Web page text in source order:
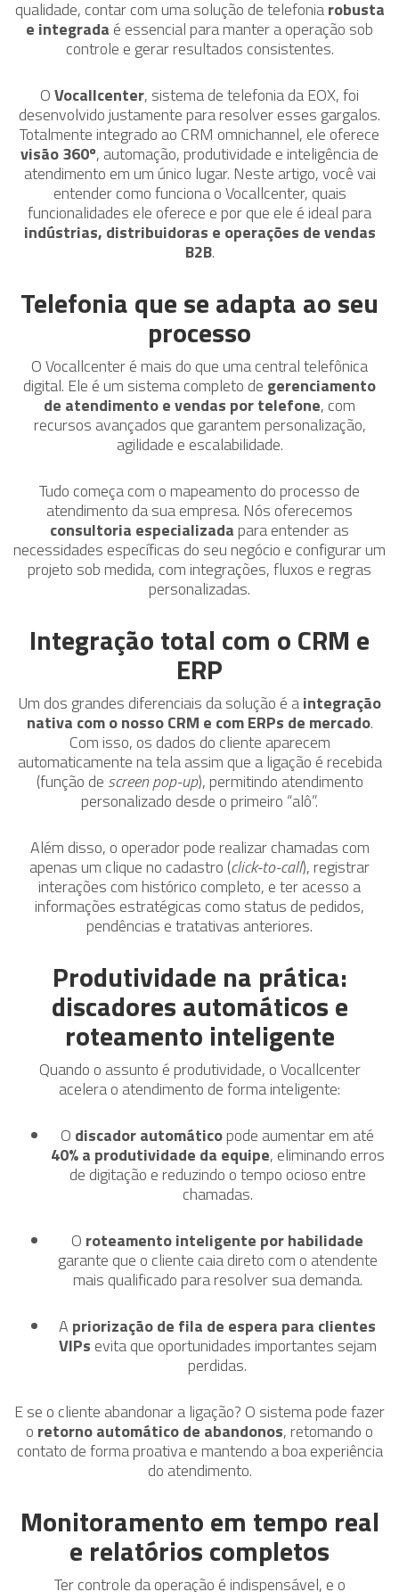
qualidade, contar com uma solução de telefoniarobusta
e integrada é essencial para manter a operação sob
controle e gerar resultados consistentes.
OVocallcenter, sistema de telefonia da EOX, foi
desenvolvido justamente para resolver esses gargalos.
Totalmente integrado ao CRM omnichannel, ele oferece
visão 360º, automação, produtividade e inteligência de
atendimento em um único lugar. Neste artigo, você vai
entender como funciona o Vocallcenter, quais
funcionalidades ele oferece e por que ele é ideal para
indústrias, distribuidoras e operações de vendas
B2B.
Telefonia que se adapta ao seu
processo
O Vocallcenter é mais do que uma central telefônica
digital. Ele é um sistema completo de gerenciamento
de atendimento e vendas por telefone, com
recursos avançados que garantem personalização,
agilidade e escalabilidade.
Tudo começa com o mapeamento do processo de
atendimento da sua empresa. Nós oferecemos
consultoria especializadapara entender as
necessidades específicas do seu negócio e configurar um
projeto sob medida, com integrações, fluxos e regras
personalizadas.
Integração total com o CRM e
ERP
Um dos grandes diferenciais da solução é aintegração
nativa com o nosso CRM e com ERPs de mercado.
Com isso, os dados do cliente aparecem
automaticamente na tela assim que a ligação é recebida
(função de screen pop-up), permitindo atendimento
personalizado desde o primeiro “alô”.
Além disso, o operador pode realizar chamadas com
apenas um clique no cadastro (click-to-call), registrar
interações com histórico completo, e ter acesso a
informações estratégicas como status de pedidos,
pendências e tratativas anteriores.
Produtividade na prática:
discadores automáticos e
roteamento inteligente
Quando o assunto é produtividade, o Vocallcenter
acelera o atendimento de forma inteligente:
O discador automáticopode aumentar em até
40% a produtividade da equipe, eliminando erros
de digitação e reduzindo o tempo ocioso entre
chamadas.
O roteamento inteligente por habilidade
garante que o cliente caia direto com o atendente
mais qualificado para resolver sua demanda.
A priorização de fila de espera para clientes
VIPs evita que oportunidades importantes sejam
perdidas.
E se o cliente abandonar a ligação? O sistema pode fazer
o retorno automático de abandonos, retomando o
contato de forma proativa e mantendo a boa experiência
do atendimento.
Monitoramento em tempo real
e relatórios completos
Ter controle da operação é indispensável, e o